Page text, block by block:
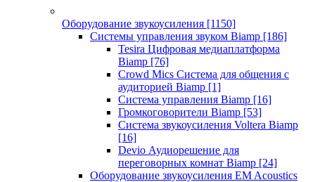
Оборудование звукоусиления [1150]
Системы управления звуком Biamp [186]
Tesira Цифровая медиаплатформа
Biamp [76]
Crowd Mics Система для общения с
аудиторией Biamp [1]
Система управления Biamp [16]
Громкоговорители Biamp [53]
Система звукоусиления Voltera Biamp
[16]
Devio Аудиорешение для
переговорных комнат Biamp [24]
Оборудование звукоусиления EM Acoustics